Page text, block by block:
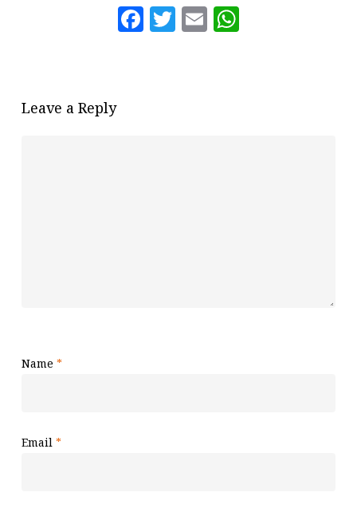
Facebook
Twitter
Email
Leave a Reply
Name *
Email *